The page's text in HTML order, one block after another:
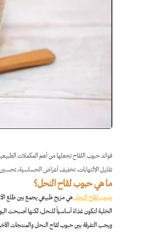
فوائد حبوب اللقاح تجعلها من أهم المكملات
تقليل الالتهابات، تخفيف أعراض الحساسية،
ما هي حبوب لقاح النحل؟
حبوب لقاح النحلهي مزيج طبيعي يجمع بين طلع
الخلية لتكون غذاءً أساسياً للنحل، لكنها أصبحت
ويجب التفرقة بين حبوب لقاح النحل والمنتجات